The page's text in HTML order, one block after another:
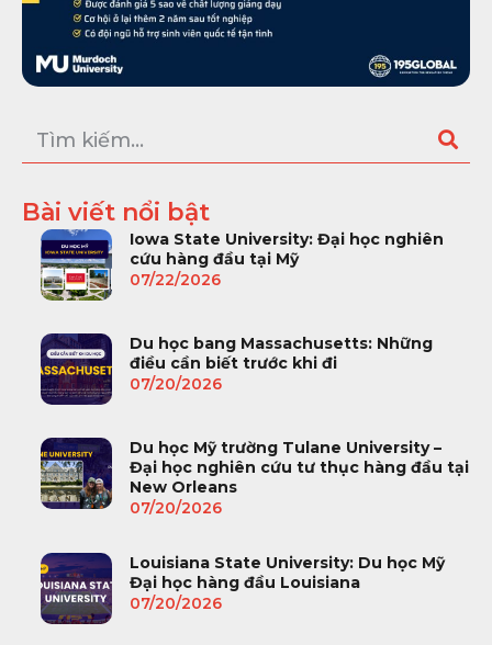
Bài viết nổi bật
Iowa State University: Đại học nghiên
cứu hàng đầu tại Mỹ
07/22/2026
Du học bang Massachusetts: Những
điều cần biết trước khi đi
07/20/2026
Du học Mỹ trường Tulane University –
Đại học nghiên cứu tư thục hàng đầu tại
New Orleans
07/20/2026
Louisiana State University: Du học Mỹ
Đại học hàng đầu Louisiana
07/20/2026